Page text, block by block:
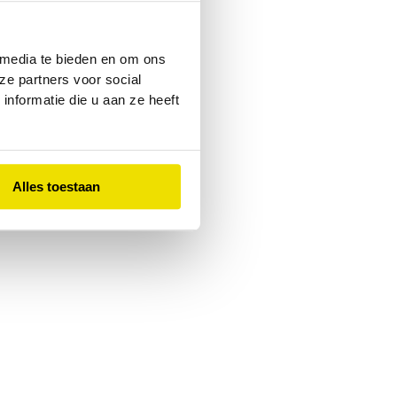
te bieden en om ons
partners voor social
die u aan ze heeft
Alles toestaan
consolefor more information).